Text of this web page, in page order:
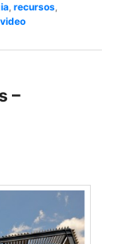
,recursos,
video
–